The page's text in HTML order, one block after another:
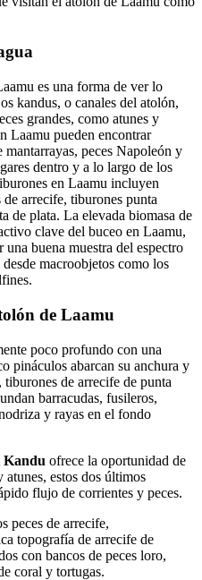
es una forma de ver lo
kandus, o canales del atolón,
grandes, como atunes y
Laamu pueden encontrar
mantarrayas, peces Napoleón y
dentro y a lo largo de los
en Laamu incluyen
arrecife, tiburones punta
de plata. La elevada biomasa de
clave del buceo en Laamu,
buena muestra del espectro
macroobjetos como los
de Laamu
poco profundo con una
pináculos abarcan su anchura y
tiburones de arrecife de punta
barracudas, fusileros,
y rayas en el fondo
Kandu ofrece la oportunidad de
atunes, estos dos últimos
flujo de corrientes y peces.
peces de arrecife,
topografía de arrecife de
con bancos de peces loro,
coral y tortugas.